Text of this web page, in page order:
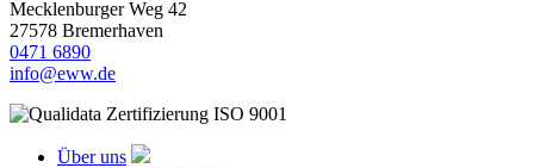
Mecklenburger Weg 42
27578 Bremerhaven
0471 6890
info@eww.de
Über uns